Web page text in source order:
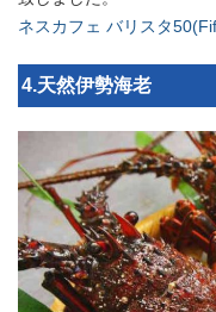
ネスカフェ バリスタ
4.天然伊勢海老